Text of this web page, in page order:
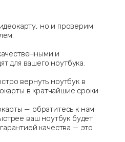
но и проверим
и
для вашего ноутбука.
вернуть ноутбук в
в кратчайшие сроки.
— обратитесь к нам
ваш ноутбук будет
качества — это